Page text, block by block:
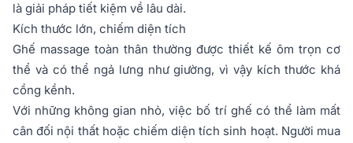
là giải pháp tiết kiệm về lâu dài.
Kích thước lớn, chiếm diện tích
Ghế massage toàn thân thường được thiết kế ôm trọn cơ
thể và có thể ngả lưng như giường, vì vậy kích thước khá
cồng kềnh.
Với những không gian nhỏ, việc bố trí ghế có thể làm mất
cân đối nội thất hoặc chiếm diện tích sinh hoạt. Người mua